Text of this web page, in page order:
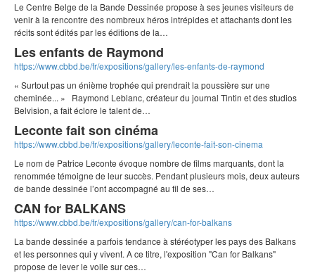
Le Centre Belge de la Bande Dessinée propose à ses jeunes visiteurs de
venir à la rencontre des nombreux héros intrépides et attachants dont les
récits sont édités par les éditions de la…
Les enfants de Raymond
https://www.cbbd.be/fr/expositions/gallery/les-enfants-de-raymond
« Surtout pas un énième trophée qui prendrait la poussière sur une
cheminée... » Raymond Leblanc, créateur du journal Tintin et des studios
Belvision, a fait éclore le talent de…
Leconte fait son cinéma
https://www.cbbd.be/fr/expositions/gallery/leconte-fait-son-cinema
Le nom de Patrice Leconte évoque nombre de films marquants, dont la
renommée témoigne de leur succès. Pendant plusieurs mois, deux auteurs
de bande dessinée l’ont accompagné au fil de ses…
CAN for BALKANS
https://www.cbbd.be/fr/expositions/gallery/can-for-balkans
La bande dessinée a parfois tendance à stéréotyper les pays des Balkans
et les personnes qui y vivent. A ce titre, l'exposition "Can for Balkans"
propose de lever le voile sur ces…